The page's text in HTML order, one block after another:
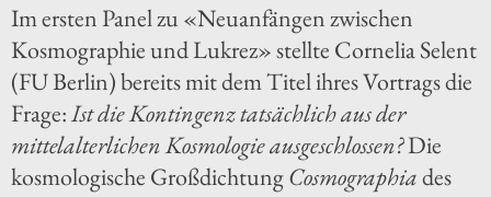
Im ersten Panel zu «Neuanfängen zwischen
Kosmographie und Lukrez» stellte Cornelia Selent
(FU Berlin) bereits mit dem Titel ihres Vortrags die
Frage:Ist die Kontingenz tatsächlich aus der
mittelalterlichen Kosmologie ausgeschlossen?Die
kosmologische GroßdichtungCosmographiades